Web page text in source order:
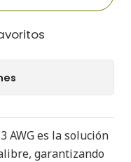
AWG es la solución
garantizando